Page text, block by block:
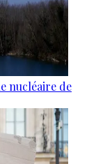
nucléaire de